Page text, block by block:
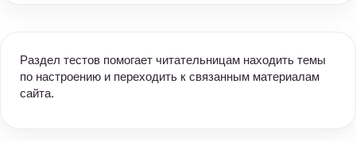
Раздел тестов помогает читательницам находить темы
по настроению и переходить к связанным материалам
сайта.